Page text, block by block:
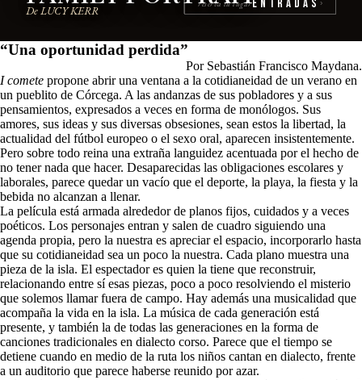
De LUCY KERR
reserva tu lugarEntradas ›
“Una oportunidad perdida”
Por Sebastián Francisco Maydana.
I comete propone abrir una ventana a la cotidianeidad de un verano en
un pueblito de Córcega. A las andanzas de sus pobladores y a sus
pensamientos, expresados a veces en forma de monólogos. Sus
amores, sus ideas y sus diversas obsesiones, sean estos la libertad, la
actualidad del fútbol europeo o el sexo oral, aparecen insistentemente.
Pero sobre todo reina una extraña languidez acentuada por el hecho de
no tener nada que hacer. Desaparecidas las obligaciones escolares y
laborales, parece quedar un vacío que el deporte, la playa, la fiesta y la
bebida no alcanzan a llenar.
La película está armada alrededor de planos fijos, cuidados y a veces
poéticos. Los personajes entran y salen de cuadro siguiendo una
agenda propia, pero la nuestra es apreciar el espacio, incorporarlo hasta
que su cotidianeidad sea un poco la nuestra. Cada plano muestra una
pieza de la isla. El espectador es quien la tiene que reconstruir,
relacionando entre sí esas piezas, poco a poco resolviendo el misterio
que solemos llamar fuera de campo. Hay además una musicalidad que
acompaña la vida en la isla. La música de cada generación está
presente, y también la de todas las generaciones en la forma de
canciones tradicionales en dialecto corso. Parece que el tiempo se
detiene cuando en medio de la ruta los niños cantan en dialecto, frente
a un auditorio que parece haberse reunido por azar.